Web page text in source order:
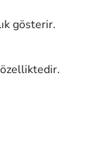
gösterir.